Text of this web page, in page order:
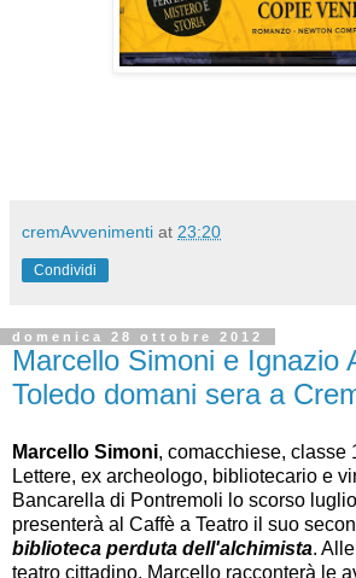
cremAvvenimenti at 23:20
Condividi
domenica 28 ottobre 2012
Marcello Simoni e Ignazio
Toledo domani sera a
Marcello Simoni, comacchiese, classe
Lettere, ex archeologo, bibliotecario e
Bancarella di Pontremoli lo scorso
presenterà al Caffè a Teatro il suo
biblioteca perduta dell'alchimista.
teatro cittadino, Marcello racconterà le